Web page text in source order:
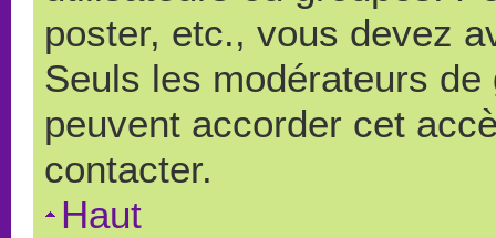
poster, etc., vous devez
Seuls les modérateurs
peuvent accorder cet
contacter.
Haut